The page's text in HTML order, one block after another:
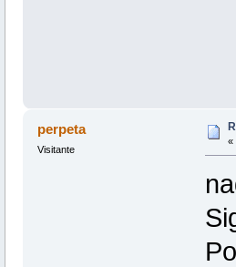
perpeta
Visitante
«